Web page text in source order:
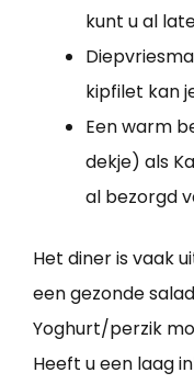
kunt u al
kipfilet kan
Een warm
dekje) als
al bezorgd
Het diner is vaak
een gezonde
Yoghurt/perzik
Heeft u een laag